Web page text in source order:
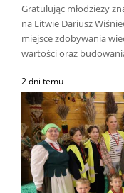
Gratulując młodzieży
na Litwie Dariusz
miejsce zdobywania
wartości oraz
2 dni temu